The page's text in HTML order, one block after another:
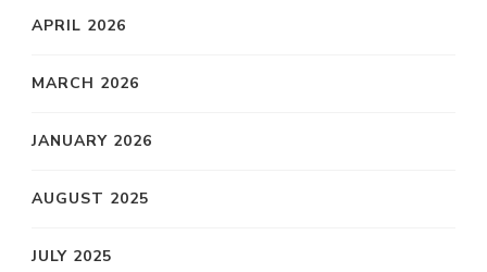
APRIL 2026
MARCH 2026
JANUARY 2026
AUGUST 2025
JULY 2025